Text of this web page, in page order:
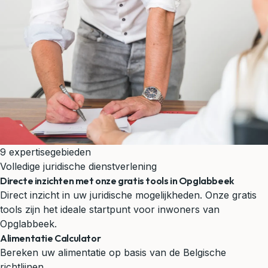
9 expertisegebieden
Volledige juridische dienstverlening
Directe inzichten met onze gratis tools in Opglabbeek
Direct inzicht in uw juridische mogelijkheden. Onze gratis
tools zijn het ideale startpunt voor inwoners van
Opglabbeek.
Alimentatie Calculator
Bereken uw alimentatie op basis van de Belgische